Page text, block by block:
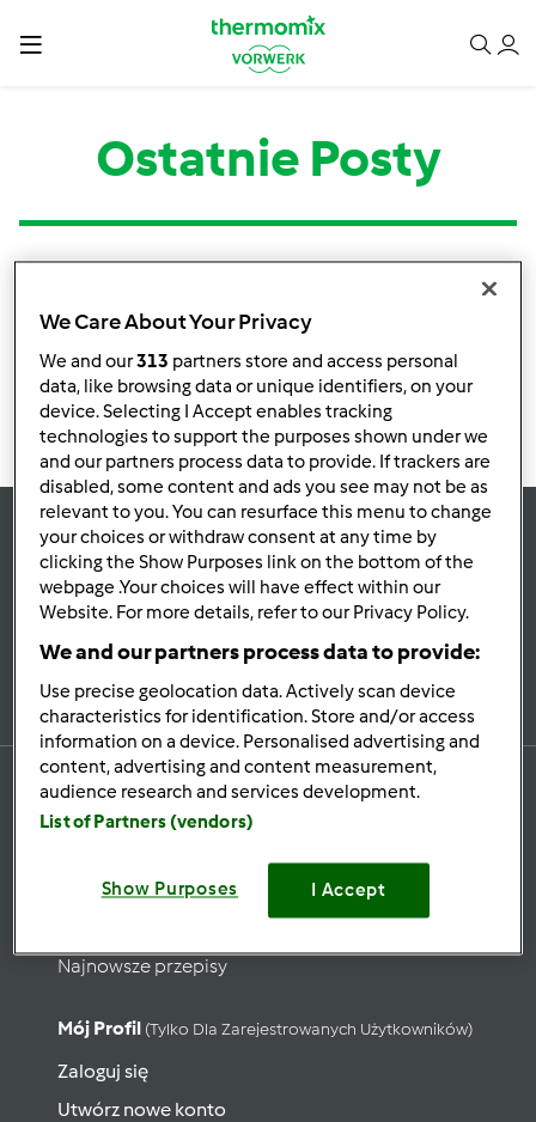
Ostatnie Posty
Ostatni post
Brak informacji o aktywnościach
Bądźna bieżąco
Zapisz się do naszego newslettera
Wyszukaj przepisy
Najnowsze przepisy
Mój Profil (tylko Dla Zarejestrowanych Użytkowników)
Zaloguj się
Utwórz nowe konto
We Care About Your Privacy
We and our313 partners store and access personal
data, like browsing data or unique identifiers, on your
device. Selecting I Accept enables tracking
technologies to support the purposes shown under we
and our partners process data to provide. If trackers are
disabled, some content and ads you see may not be as
relevant to you. You can resurface this menu to change
your choices or withdraw consent at any time by
clicking the Show Purposes link on the bottom of the
webpage .Your choices will have effect within our
Website. For more details, refer to our Privacy Policy.
We and our partners process data to provide:
Use precise geolocation data. Actively scan device
characteristics for identification. Store and/or access
information on a device. Personalised advertising and
content, advertising and content measurement,
audience research and services development.
List of Partners (vendors)
Show Purposes I Accept